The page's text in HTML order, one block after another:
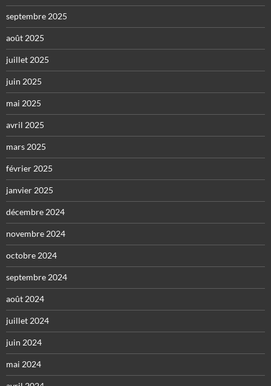
septembre 2025
août 2025
juillet 2025
juin 2025
mai 2025
avril 2025
mars 2025
février 2025
janvier 2025
décembre 2024
novembre 2024
octobre 2024
septembre 2024
août 2024
juillet 2024
juin 2024
mai 2024